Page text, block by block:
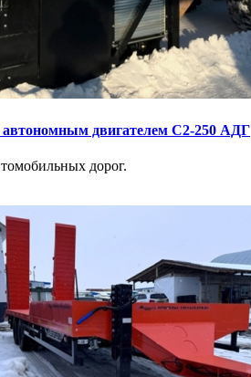
автономным двигателем С2-250 АДГ
дорог.